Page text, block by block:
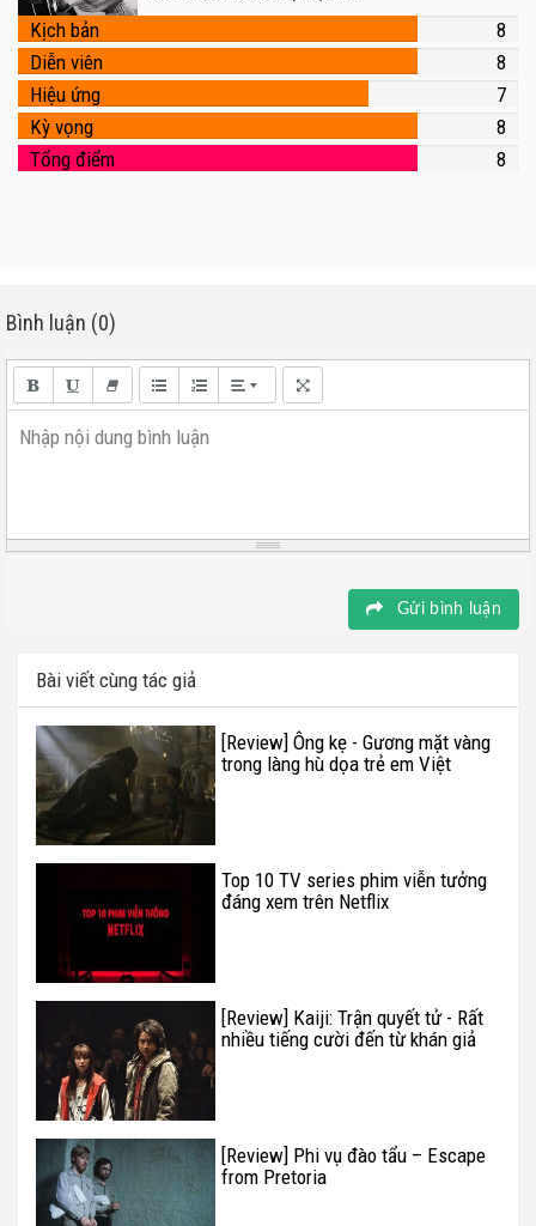
Kịch bản
8
Diễn viên
8
Hiệu ứng
7
Kỳ vọng
8
Tổng điểm
8
Bình luận (0)
Nhập nội dung bình luận
Gửi bình luận
Bài viết cùng tác giả
[Review] Ông kẹ - Gương mặt vàng
trong làng hù dọa trẻ em Việt
Top 10 TV series phim viễn tưởng
đáng xem trên Netflix
[Review] Kaiji: Trận quyết tử - Rất
nhiều tiếng cười đến từ khán giả
[Review] Phi vụ đào tẩu – Escape
from Pretoria